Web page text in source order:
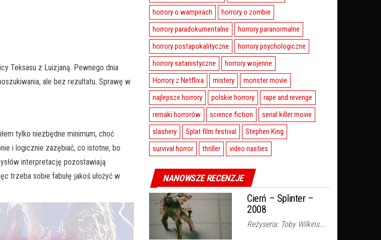
Teksasu z Luizjaną. Pewnego dnia
ale bez rezultatu. Sprawę w
tylko niezbędne minimum, choć
i logicznie zazębiać, co istotne, bo
interpretację pozostawiają
trzeba sobie fabułę jakoś ułożyć w
horrory o wampirach
horrory o zombie
horrory paradokumentalne
horrory paranormalne
horrory postapokalityczne
horrory psychologiczne
horrory satanistyczne
horrory wojenne
Horrory z Netflixa
mistery
monster movie
najlepsze horrory
polskie horrory
rape and revenge
remaki horrorów
science fiction
serial killer movie
slashery
Splat film festival
Stephen King
survival horror
thriller video nasties
NANOWSZE RECENZJE
Cierń – Splinter –
2008
Reżyseria: Toby Wilkins...